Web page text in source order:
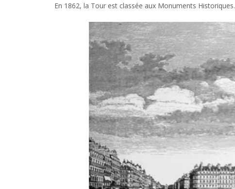
En 1862, la Tour est classée aux Monuments Historiques.